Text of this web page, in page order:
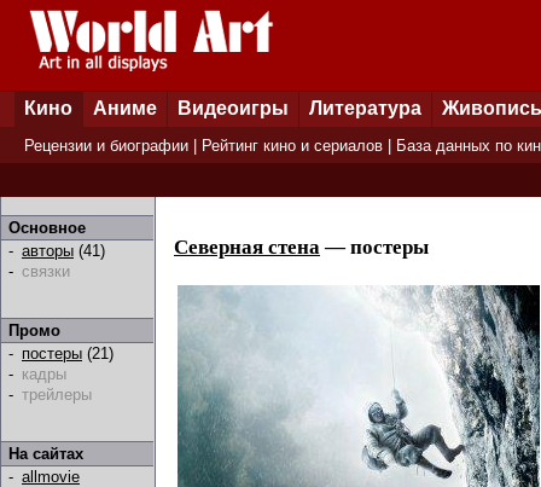
Кино Аниме Видеоигры Литература Живопись
Рецензии и биографии Рейтинг кино и сериалов База данных по
Основное
- авторы (41)
- связки
Промо
- постеры (21)
- кадры
- трейлеры
На сайтах
- allmovie
Северная стена— постеры